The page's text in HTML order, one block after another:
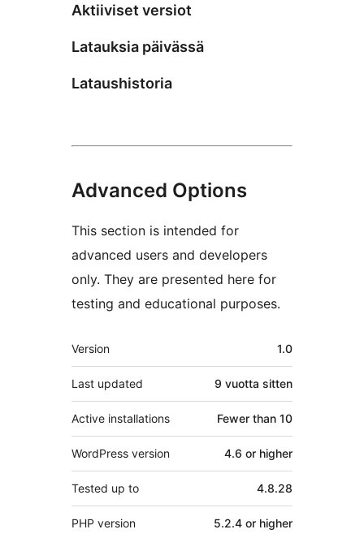
Aktiiviset versiot
Latauksia päivässä
Lataushistoria
Advanced Options
This section is intended for
advanced users and developers
only. They are presented here for
testing and educational purposes.
Metatiedot
Version 1.0
Last updated 9 vuotta sitten
Active installations Fewer than 10
WordPress version 4.6 or higher
Tested up to 4.8.28
PHP version 5.2.4 or higher